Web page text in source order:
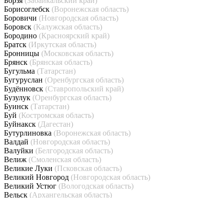
Борисоглебск (Воронежская область)
Боровичи (Новгородская область)
Боровск (Калужская область)
Бородино (Красноярский край)
Братск (Иркутская область)
Бронницы (Московская область)
Брянск (Брянская область)
Бугульма (Татарстан)
Бугуруслан (Оренбургская область)
Будённовск (Ставропольский край)
Бузулук (Оренбургская область)
Буинск (Татарстан)
Буй (Костромская область)
Буйнакск (Дагестан)
Бутурлиновка (Воронежская область)
Валдай (Новгородская область)
Валуйки (Белгородская область)
Велиж (Смоленская область)
Великие Луки (Псковская область)
Великий Новгород (Новгородская область)
Великий Устюг (Вологодская область)
Вельск (Архангельская область)